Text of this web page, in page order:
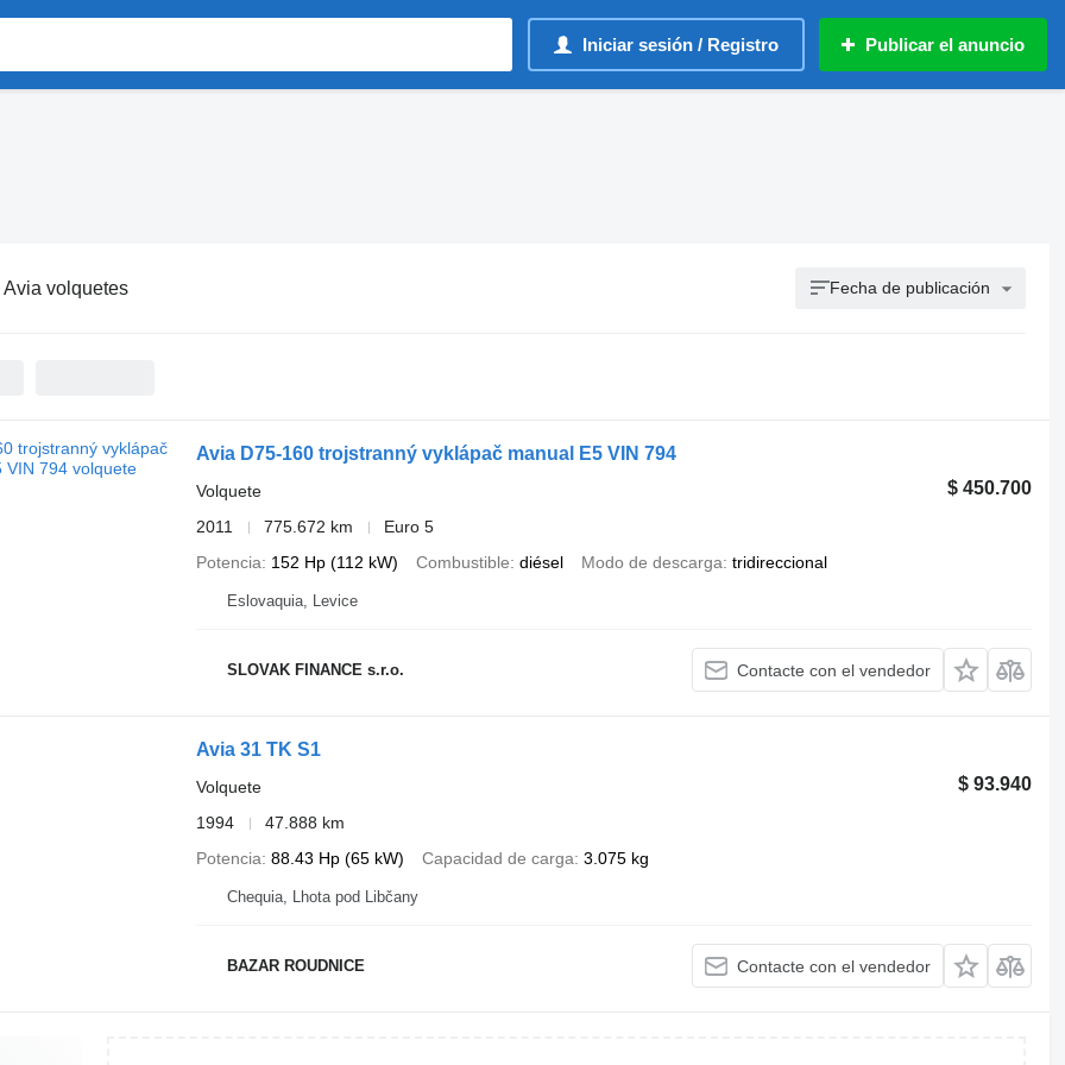
Iniciar sesión / Registro Publicar el anuncio
Avia volquetes Fecha de publicación
Avia D75-160 trojstranný vyklápač manual E5 VIN 794
$ 450.700
Volquete
2011
775.672 km
Euro 5
Potencia
152 Hp (112 kW) Combustible diésel Modo de descarga tridireccional
Eslovaquia, Levice
SLOVAK FINANCE s.r.o. Contacte con el vendedor
Avia 31 TK S1
$ 93.940
Volquete
1994
47.888 km
Potencia 88.43 Hp (65 kW) Capacidad de carga 3.075 kg
Chequia, Lhota pod Libčany
BAZAR ROUDNICE Contacte con el vendedor